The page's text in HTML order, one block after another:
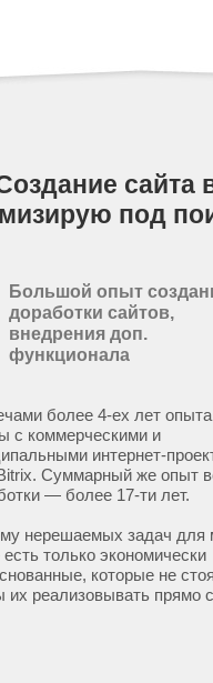
сайта
под
Большой опыт
доработки сайтов,
внедрения доп.
функционала
более 4-ех лет опыта
с коммерческими и
интернет-
Суммарный же опыт
— более 17-ти лет.
нерешаемых задач для
только экономически
которые не
их реализовывать прямо